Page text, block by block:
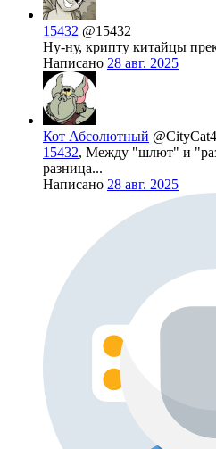
15432 @15432
Ну-ну, крипту китайцы
Написано 28 авг. 2025
Кот Абсолютный @CityCat4
15432, Между "шлют" и
разница...
Написано 28 авг. 2025